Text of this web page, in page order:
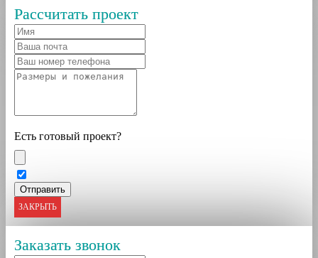
Рассчитать проект
Есть готовый проект?
ЗАКРЫТЬ
Заказать звонок